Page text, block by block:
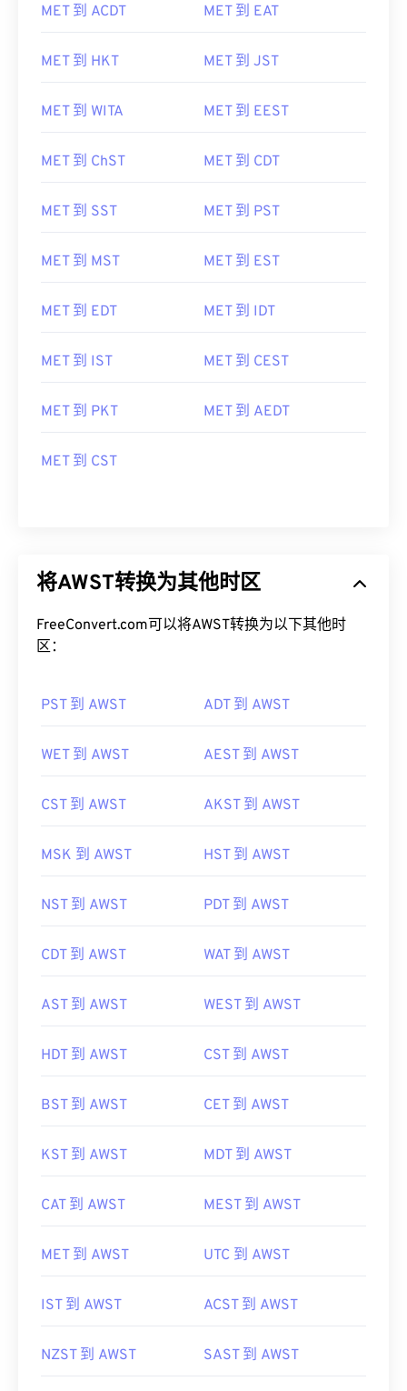
MET 到 ACDT MET 到 EAT
MET 到 HKT MET 到 JST
MET 到 WITA MET 到 EEST
MET 到 ChST MET 到 CDT
MET 到 SST MET 到 PST
MET 到 MST MET 到 EST
MET 到 EDT MET 到 IDT
MET 到 IST MET 到 CEST
MET 到 PKT MET 到 AEDT
MET 到 CST
将AWST转换为其他时区
FreeConvert.com可以将AWST转换为以下其他时
区：
PST 到 AWST ADT 到 AWST
WET 到 AWST AEST 到 AWST
CST 到 AWST AKST 到 AWST
MSK 到 AWST HST 到 AWST
NST 到 AWST PDT 到 AWST
CDT 到 AWST WAT 到 AWST
AST 到 AWST WEST 到 AWST
HDT 到 AWST CST 到 AWST
BST 到 AWST CET 到 AWST
KST 到 AWST MDT 到 AWST
CAT 到 AWST MEST 到 AWST
MET 到 AWST UTC 到 AWST
IST 到 AWST ACST 到 AWST
NZST 到 AWST SAST 到 AWST